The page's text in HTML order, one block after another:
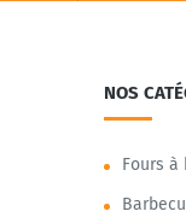
NOS
Fours à